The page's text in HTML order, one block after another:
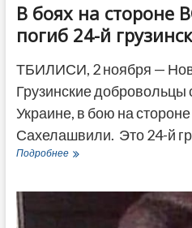
В боях на стороне
погиб 24-й
ТБИЛИСИ, 2 ноября —
Грузинские добровольцы
Украине, в бою на
Сахелашвили. Это 24-й
ПодробнееВ